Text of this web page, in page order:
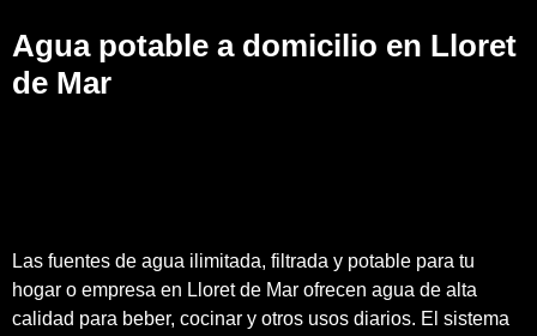
Agua potable a domicilio en Lloret
de Mar
Las fuentes de agua ilimitada, filtrada y potable para tu
hogar o empresa en Lloret de Mar ofrecen agua de alta
calidad para beber, cocinar y otros usos diarios. El sistema